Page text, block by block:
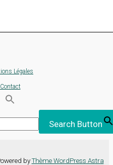
Légales
Contact
Search Button
by Thème WordPress Astra